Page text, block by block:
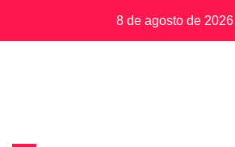
8 de agosto de 2026